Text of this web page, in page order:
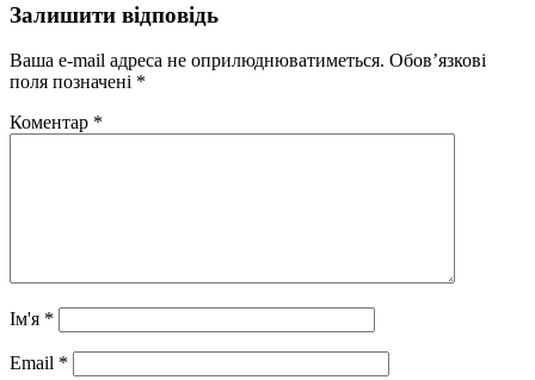
Залишити відповідь
Ваша e-mail адреса не оприлюднюватиметься. Обов’язкові
поля позначені *
Коментар *
Ім'я *
Email *